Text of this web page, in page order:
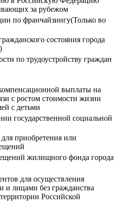
за рубежом
по франчайзингу(Только во
состояния города
по трудоустройству граждан
выплаты на
с ростом стоимости жизни
с детьми
государственной социальной
приобретения или
жилищного фонда города
для осуществления
лицами без гражданства
Российской